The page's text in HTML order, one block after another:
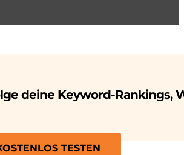
deine Keyword-Rankings,
TESTEN